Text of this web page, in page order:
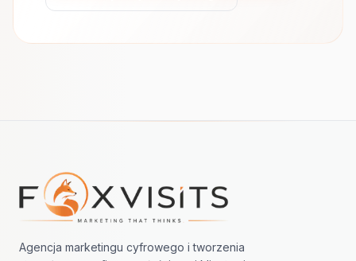
Nawigacja w stopce
Agencja marketingu cyfrowego i tworzenia